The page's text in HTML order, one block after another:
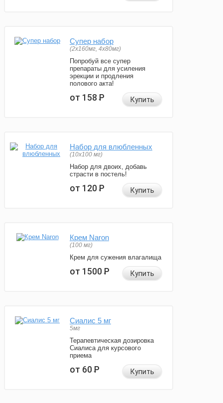
Супер набор
(2х160мг, 4х80мг)
Попробуй все супер
препараты для усиления
эрекции и продления
полового акта!
от 158Р Купить
Набор для влюбленных
(10х100 мг)
Набор для двоих, добавь
страсти в постель!
от 120Р Купить
Крем Naron
(100 мг)
Крем для сужения влагалища
от 1500Р Купить
Сиалис 5 мг
5мг
Терапевтическая дозировка
Сиалиса для курсового
приема
от 60Р Купить